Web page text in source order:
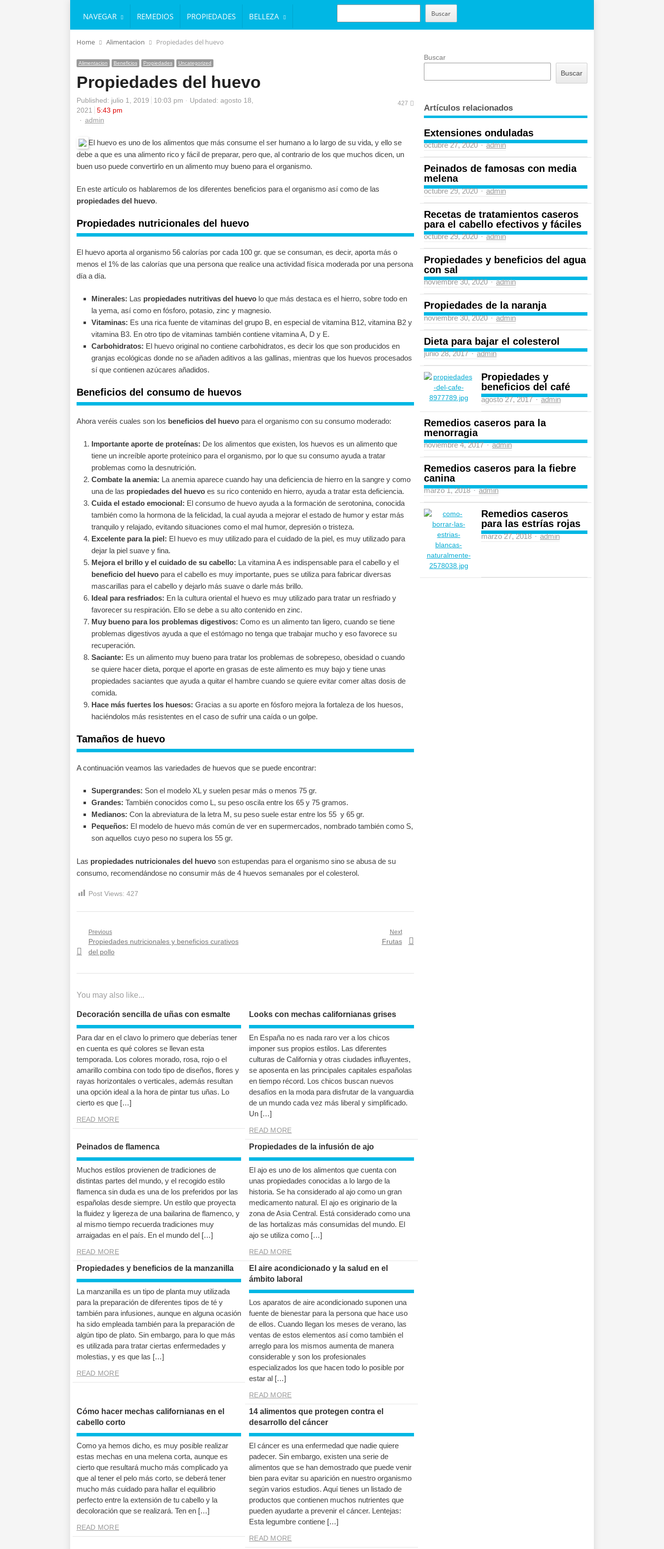
NAVEGAR REMEDIOS PROPIEDADES BELLEZA
BUSCAR
Buscar
Home Alimentacion Propiedades del huevo
Alimentacion Beneficios Propiedades Uncategorized
Propiedades del huevo
Published: julio 1, 2019 10:03 pm
Updated: agosto 18,
2021
5:43 pm
Author
admin
427
El huevo es uno de los alimentos que más consume el ser humano a lo largo de su vida, y ello se
debe a que es una alimento rico y fácil de preparar, pero que, al contrario de los que muchos dicen, un
buen uso puede convertirlo en un alimento muy bueno para el organismo.
En este artículo os hablaremos de los diferentes beneficios para el organismo así como de las
propiedades del huevo.
Propiedades nutricionales del huevo
El huevo aporta al organismo 56 calorías por cada 100 gr. que se consuman, es decir, aporta más o
menos el 1% de las calorías que una persona que realice una actividad física moderada por una persona
día a día.
Minerales: Las propiedades nutritivas del huevolo que más destaca es el hierro, sobre todo en
la yema, así como en fósforo, potasio, zinc y magnesio.
Vitaminas: Es una rica fuente de vitaminas del grupo B, en especial de vitamina B12, vitamina B2 y
vitamina B3. En otro tipo de vitaminas también contiene vitamina A, D y E.
Carbohidratos: El huevo original no contiene carbohidratos, es decir los que son producidos en
granjas ecológicas donde no se añaden aditivos a las gallinas, mientras que los huevos procesados
sí que contienen azúcares añadidos.
Beneficios del consumo de huevos
Ahora veréis cuales son los beneficios del huevopara el organismo con su consumo moderado:
Importante aporte de proteínas: De los alimentos que existen, los huevos es un alimento que
tiene un increíble aporte proteínico para el organismo, por lo que su consumo ayuda a tratar
problemas como la desnutrición.
Combate la anemia: La anemia aparece cuando hay una deficiencia de hierro en la sangre y como
una de las propiedades del huevoes su rico contenido en hierro, ayuda a tratar esta deficiencia.
Cuida el estado emocional: El consumo de huevo ayuda a la formación de serotonina, conocida
también como la hormona de la felicidad, la cual ayuda a mejorar el estado de humor y estar más
tranquilo y relajado, evitando situaciones como el mal humor, depresión o tristeza.
Excelente para la piel: El huevo es muy utilizado para el cuidado de la piel, es muy utilizado para
dejar la piel suave y fina.
Mejora el brillo y el cuidado de su cabello: La vitamina A es indispensable para el cabello y el
beneficio del huevopara el cabello es muy importante, pues se utiliza para fabricar diversas
mascarillas para el cabello y dejarlo más suave o darle más brillo.
Ideal para resfriados: En la cultura oriental el huevo es muy utilizado para tratar un resfriado y
favorecer su respiración. Ello se debe a su alto contenido en zinc.
Muy bueno para los problemas digestivos: Como es un alimento tan ligero, cuando se tiene
problemas digestivos ayuda a que el estómago no tenga que trabajar mucho y eso favorece su
recuperación.
Saciante: Es un alimento muy bueno para tratar los problemas de sobrepeso, obesidad o cuando
se quiere hacer dieta, porque el aporte en grasas de este alimento es muy bajo y tiene unas
propiedades saciantes que ayuda a quitar el hambre cuando se quiere evitar comer altas dosis de
comida.
Hace más fuertes los huesos: Gracias a su aporte en fósforo mejora la fortaleza de los huesos,
haciéndolos más resistentes en el caso de sufrir una caída o un golpe.
Tamaños de huevo
A continuación veamos las variedades de huevos que se puede encontrar:
Supergrandes: Son el modelo XL y suelen pesar más o menos 75 gr.
Grandes: También conocidos como L, su peso oscila entre los 65 y 75 gramos.
Medianos: Con la abreviatura de la letra M, su peso suele estar entre los 55 y 65 gr.
Pequeños: El modelo de huevo más común de ver en supermercados, nombrado también como S,
son aquellos cuyo peso no supera los 55 gr.
Las propiedades nutricionales del huevoson estupendas para el organismo sino se abusa de su
consumo, recomendándose no consumir más de 4 huevos semanales por el colesterol.
Post Views: 427
Navegación
de
entradas
Previous
Previous
post:
Propiedades nutricionales y beneficios curativos
del pollo
Next
Next
Frutas
You may also like...
Decoración sencilla de uñas con esmalte
Para dar en el clavo lo primero que deberías tener
en cuenta es qué colores se llevan esta
temporada. Los colores morado, rosa, rojo o el
amarillo combina con todo tipo de diseños, flores y
rayas horizontales o verticales, además resultan
una opción ideal a la hora de pintar tus uñas. Lo
cierto es que […]
READ MORE
Looks con mechas californianas grises
En España no es nada raro ver a los chicos
imponer sus propios estilos. Las diferentes
culturas de California y otras ciudades influyentes,
se aposenta en las principales capitales españolas
en tiempo récord. Los chicos buscan nuevos
desafíos en la moda para disfrutar de la vanguardia
de un mundo cada vez más liberal y simplificado.
Un […]
READ MORE
Peinados de flamenca
Muchos estilos provienen de tradiciones de
distintas partes del mundo, y el recogido estilo
flamenca sin duda es una de los preferidos por las
españolas desde siempre. Un estilo que proyecta
la fluidez y ligereza de una bailarina de flamenco, y
al mismo tiempo recuerda tradiciones muy
arraigadas en el país. En el mundo del […]
READ MORE
Propiedades de la infusión de ajo
El ajo es uno de los alimentos que cuenta con
unas propiedades conocidas a lo largo de la
historia. Se ha considerado al ajo como un gran
medicamento natural. El ajo es originario de la
zona de Asia Central. Está considerado como una
de las hortalizas más consumidas del mundo. El
ajo se utiliza como […]
READ MORE
Propiedades y beneficios de la manzanilla
La manzanilla es un tipo de planta muy utilizada
para la preparación de diferentes tipos de té y
también para infusiones, aunque en alguna ocasión
ha sido empleada también para la preparación de
algún tipo de plato. Sin embargo, para lo que más
es utilizada para tratar ciertas enfermedades y
molestias, y es que las […]
READ MORE
El aire acondicionado y la salud en el
ámbito laboral
Los aparatos de aire acondicionado suponen una
fuente de bienestar para la persona que hace uso
de ellos. Cuando llegan los meses de verano, las
ventas de estos elementos así como también el
arreglo para los mismos aumenta de manera
considerable y son los profesionales
especializados los que hacen todo lo posible por
estar al […]
READ MORE
Cómo hacer mechas californianas en el
cabello corto
Como ya hemos dicho, es muy posible realizar
estas mechas en una melena corta, aunque es
cierto que resultará mucho más complicado ya
que al tener el pelo más corto, se deberá tener
mucho más cuidado para hallar el equilibrio
perfecto entre la extensión de tu cabello y la
decoloración que se realizará. Ten en […]
READ MORE
14 alimentos que protegen contra el
desarrollo del cáncer
El cáncer es una enfermedad que nadie quiere
padecer. Sin embargo, existen una serie de
alimentos que se han demostrado que puede venir
bien para evitar su aparición en nuestro organismo
según varios estudios. Aquí tienes un listado de
productos que contienen muchos nutrientes que
pueden ayudarte a prevenir el cáncer. Lentejas:
Esta legumbre contiene […]
READ MORE
Buscar
Buscar
Artículos relacionados
Extensiones onduladas
octubre 27, 2020 Author
admin
Peinados de famosas con media
melena
octubre 29, 2020 Author
admin
Recetas de tratamientos caseros
para el cabello efectivos y fáciles
octubre 29, 2020 Author
admin
Propiedades y beneficios del agua
con sal
noviembre 30, 2020 Author
admin
Propiedades de la naranja
noviembre 30, 2020 Author
admin
Dieta para bajar el colesterol
junio 28, 2017 Author
admin
Propiedades y
beneficios del café
agosto 27, 2017 Author
admin
Remedios caseros para la
menorragia
noviembre 4, 2017 Author
admin
Remedios caseros para la fiebre
canina
marzo 1, 2018 Author
admin
Remedios caseros
para las estrías rojas
marzo 27, 2018 Author
admin